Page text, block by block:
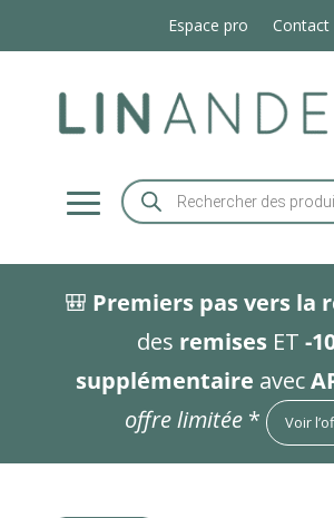
Espace pro Contact
Recherche
de
produits
🎒 Premiers pas vers la
des remisesET -
supplémentaire avec
offre limitée * Voir